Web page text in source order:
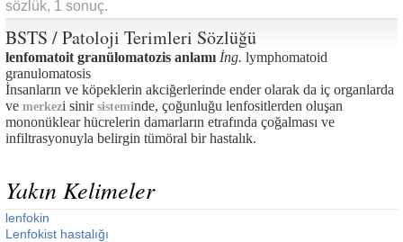
sözlük, 1 sonuç.
BSTS / Patoloji Terimleri Sözlüğü
lenfomatoit granülomatozis anlamı İng. lymphomatoid
granulomatosis
İnsanların ve köpeklerin akciğerlerinde ender olarak da iç organlarda
ve merkezi sinir sisteminde, çoğunluğu lenfositlerden oluşan
mononüklear hücrelerin damarların etrafında çoğalması ve
infiltrasyonuyla belirgin tümöral bir hastalık.
Yakın Kelimeler
lenfokin
Lenfokist hastalığı